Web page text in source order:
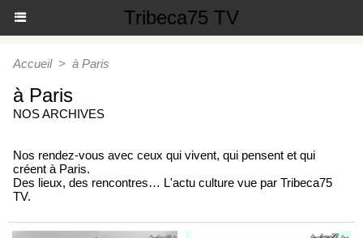
Tribeca75 TV
Accueil > à Paris
à Paris
NOS ARCHIVES
Nos rendez-vous avec ceux qui vivent, qui pensent et qui
créent à Paris.
Des lieux, des rencontres… L'actu culture vue par Tribeca75
TV.